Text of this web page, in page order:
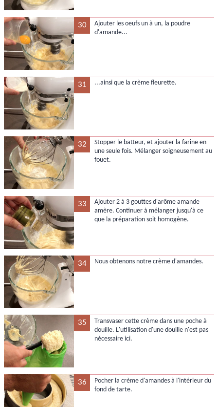
30
Ajouter les oeufs un à un, la poudre
d'amande...
31 ...ainsi que la crème fleurette.
32
Stopper le batteur, et ajouter la farine en
une seule fois. Mélanger soigneusement au
fouet.
33
Ajouter 2 à 3 gouttes d'arôme amande
amère. Continuer à mélanger jusqu'à ce
que la préparation soit homogène.
34 Nous obtenons notre crème d'amandes.
35
Transvaser cette crème dans une poche à
douille. L'utilisation d'une douille n'est pas
nécessaire ici.
36
Pocher la crème d'amandes à l'intérieur du
fond de tarte.